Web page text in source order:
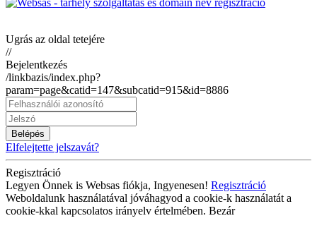
Ugrás az oldal tetejére
//
Bejelentkezés
/linkbazis/index.php?
param=page&catid=147&subcatid=915&id=8886
Belépés
Elfelejtette jelszavát?
Regisztráció
Legyen Önnek is Websas fiókja, Ingyenesen! Regisztráció
Weboldalunk használatával jóváhagyod a cookie-k használatát a
cookie-kkal kapcsolatos irányelv értelmében. Bezár